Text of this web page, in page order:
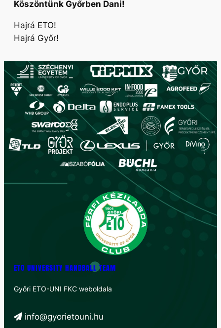
Köszöntünk Győrben Dani!
Hajrá ETO!
Hajrá Győr!
ETO UNIVERSITY HANDBALL TEAM
Győri ETO-UNI FKC weboldala
info@gyorietouni.hu